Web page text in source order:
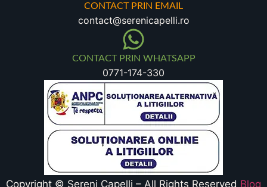
CONTACT PRIN EMAIL
contact@serenicapelli.ro
CONTACT PRIN WHATSAPP
0771-174-330
Copyright © Sereni Capelli – All Rights Reserved Blog